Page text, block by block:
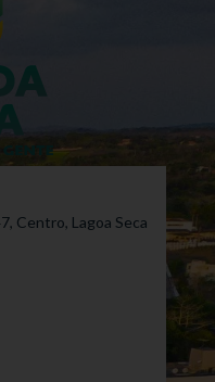
Centro, Lagoa Seca